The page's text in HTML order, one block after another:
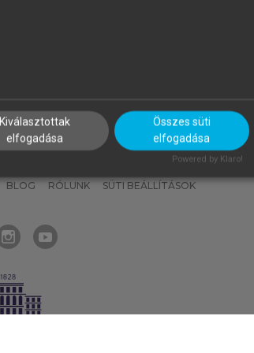
MI – ÁLTALÁNOS IRÁNYELVEK
BLOG RÓLUNK SÜTI BEÁLLÍTÁSOK
Kiválasztottak
elfogadása
Összes süti
elfogadása
Powered by Klaro!